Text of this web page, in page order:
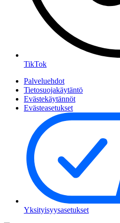
TikTok
Palveluehdot
Tietosuojakäytäntö
Evästekäytännöt
Evästeasetukset
Yksityisyysasetukset